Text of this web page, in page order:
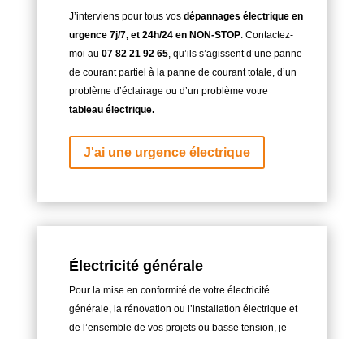
J’interviens pour tous vos dépannages électrique en
urgence 7j/7, et 24h/24 en NON-STOP. Contactez-
moi au 07 82 21 92 65, qu’ils s’agissent d’une panne
de courant partiel à la panne de courant totale, d’un
problème d’éclairage ou d’un problème votre
tableau électrique.
J'ai une urgence électrique
Électricité générale
Pour la mise en conformité de votre électricité
générale, la rénovation ou l’installation électrique et
de l’ensemble de vos projets ou basse tension, je